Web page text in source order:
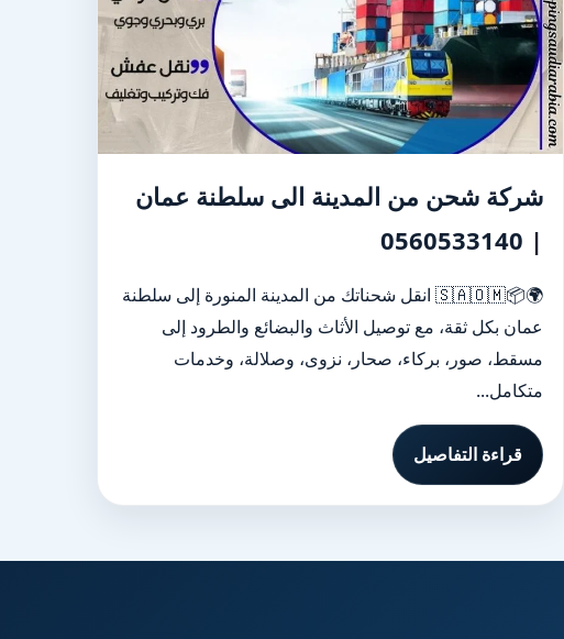
شركة شحن من المدينة الى سلطنة عمان
| 0560533140
🌍📦🇸🇦🇴🇲 انقل شحناتك من المدينة المنورة إلى سلطنة
عمان بكل ثقة، مع توصيل الأثاث والبضائع والطرود إلى
مسقط، صور، بركاء، صحار، نزوى، وصلالة، وخدمات
متكامل...
قراءة التفاصيل